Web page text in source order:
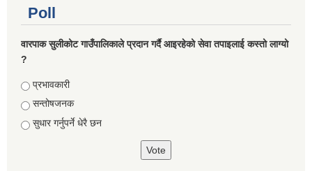
Poll
वारपाक सुलीकोट गाउँपालिकाले प्रदान गर्दै आइरहेको सेवा तपाइलाई कस्तो लाग्यो
?
Choices
प्रभावकारी
सन्तोषजनक
सुधार गर्नुपर्ने धेरै छन